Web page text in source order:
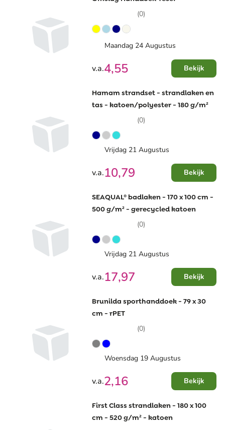
(0)
Maandag 24 Augustus
v.a.4,55 Bekijk
Hamam strandset - strandlaken en
tas - katoen/polyester - 180 g/m²
(0)
Vrijdag 21 Augustus
v.a.10,79 Bekijk
SEAQUAL® badlaken - 170 x 100 cm -
500 g/m² - gerecycled katoen
(0)
Vrijdag 21 Augustus
v.a.17,97 Bekijk
Brunilda sporthanddoek - 79 x 30
cm - rPET
(0)
Woensdag 19 Augustus
v.a.2,16 Bekijk
First Class strandlaken - 180 x 100
cm - 520 g/m² - katoen